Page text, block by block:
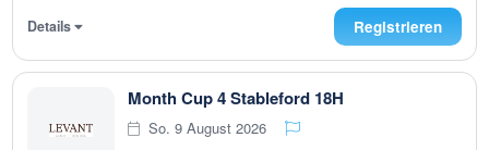
Details Registrieren
Month Cup 4 Stableford 18H
So. 9 August 2026